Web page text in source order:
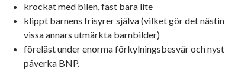
krockat med bilen, fast bara lite
klippt barnens frisyrer själva (vilket gör det
vissa annars utmärkta barnbilder)
föreläst under enorma förkylningsbesvär och
påverka BNP.